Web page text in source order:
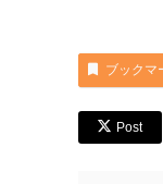
ブックマ
Post